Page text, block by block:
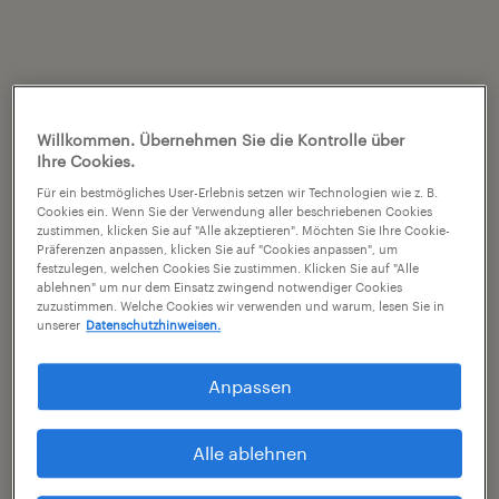
Willkommen. Übernehmen Sie die Kontrolle über
Ihre Cookies.
Für ein bestmögliches User-Erlebnis setzen wir Technologien wie z. B.
Cookies ein. Wenn Sie der Verwendung aller beschriebenen Cookies
zustimmen, klicken Sie auf "Alle akzeptieren". Möchten Sie Ihre Cookie-
Präferenzen anpassen, klicken Sie auf "Cookies anpassen", um
festzulegen, welchen Cookies Sie zustimmen. Klicken Sie auf "Alle
ablehnen" um nur dem Einsatz zwingend notwendiger Cookies
zuzustimmen. Welche Cookies wir verwenden und warum, lesen Sie in
unserer Datenschutzhinweisen.
Anpassen
Alle ablehnen